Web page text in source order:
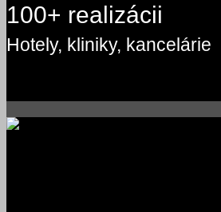
100+ realizácii
Hotely, kliniky, kancelárie